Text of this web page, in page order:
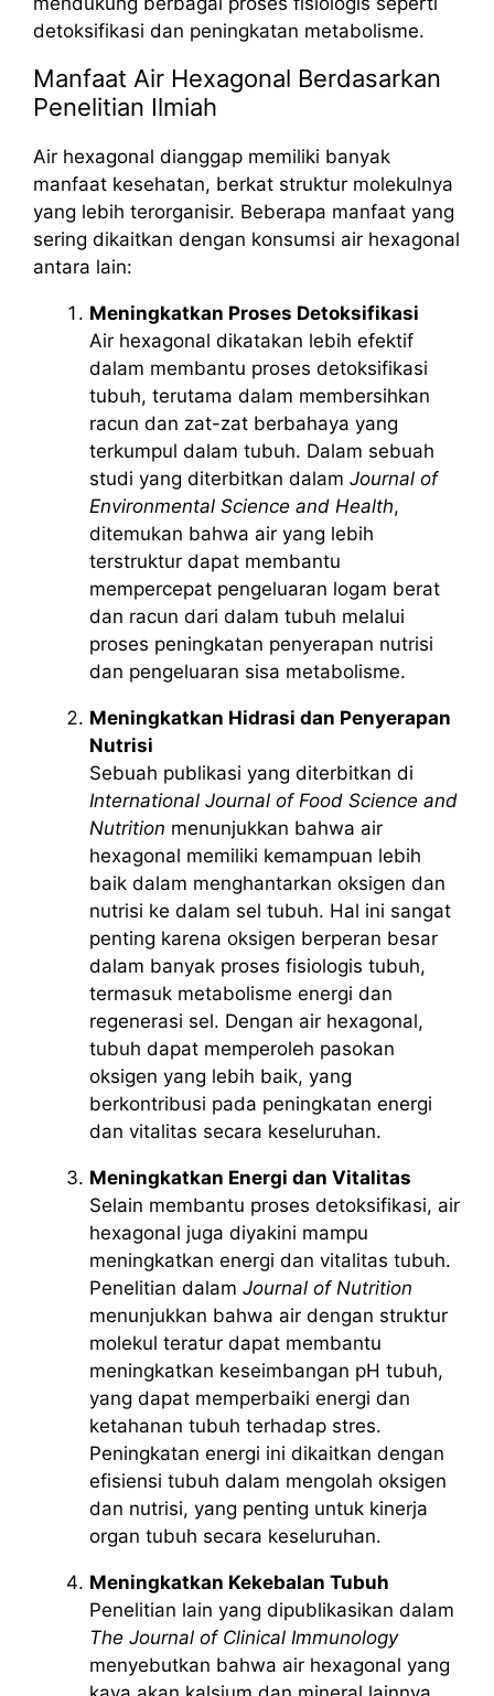
detoksifikasi dan peningkatan metabolisme.
Manfaat Air Hexagonal Berdasarkan
Penelitian Ilmiah
Air hexagonal dianggap memiliki banyak
manfaat kesehatan, berkat struktur molekulnya
yang lebih terorganisir. Beberapa manfaat yang
sering dikaitkan dengan konsumsi air hexagonal
antara lain:
Meningkatkan Proses Detoksifikasi
Air hexagonal dikatakan lebih efektif
dalam membantu proses detoksifikasi
tubuh, terutama dalam membersihkan
racun dan zat-zat berbahaya yang
terkumpul dalam tubuh. Dalam sebuah
studi yang diterbitkan dalam Journal of
Environmental Science and Health,
ditemukan bahwa air yang lebih
terstruktur dapat membantu
mempercepat pengeluaran logam berat
dan racun dari dalam tubuh melalui
proses peningkatan penyerapan nutrisi
dan pengeluaran sisa metabolisme.
Meningkatkan Hidrasi dan Penyerapan
Nutrisi
Sebuah publikasi yang diterbitkan di
International Journal of Food Science and
Nutrition menunjukkan bahwa air
hexagonal memiliki kemampuan lebih
baik dalam menghantarkan oksigen dan
nutrisi ke dalam sel tubuh. Hal ini sangat
penting karena oksigen berperan besar
dalam banyak proses fisiologis tubuh,
termasuk metabolisme energi dan
regenerasi sel. Dengan air hexagonal,
tubuh dapat memperoleh pasokan
oksigen yang lebih baik, yang
berkontribusi pada peningkatan energi
dan vitalitas secara keseluruhan.
Meningkatkan Energi dan Vitalitas
Selain membantu proses detoksifikasi, air
hexagonal juga diyakini mampu
meningkatkan energi dan vitalitas tubuh.
Penelitian dalam Journal of Nutrition
menunjukkan bahwa air dengan struktur
molekul teratur dapat membantu
meningkatkan keseimbangan pH tubuh,
yang dapat memperbaiki energi dan
ketahanan tubuh terhadap stres.
Peningkatan energi ini dikaitkan dengan
efisiensi tubuh dalam mengolah oksigen
dan nutrisi, yang penting untuk kinerja
organ tubuh secara keseluruhan.
Meningkatkan Kekebalan Tubuh
Penelitian lain yang dipublikasikan dalam
The Journal of Clinical Immunology
menyebutkan bahwa air hexagonal yang